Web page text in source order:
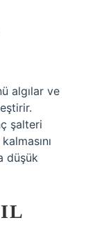
algılar ve
şalteri
düşük